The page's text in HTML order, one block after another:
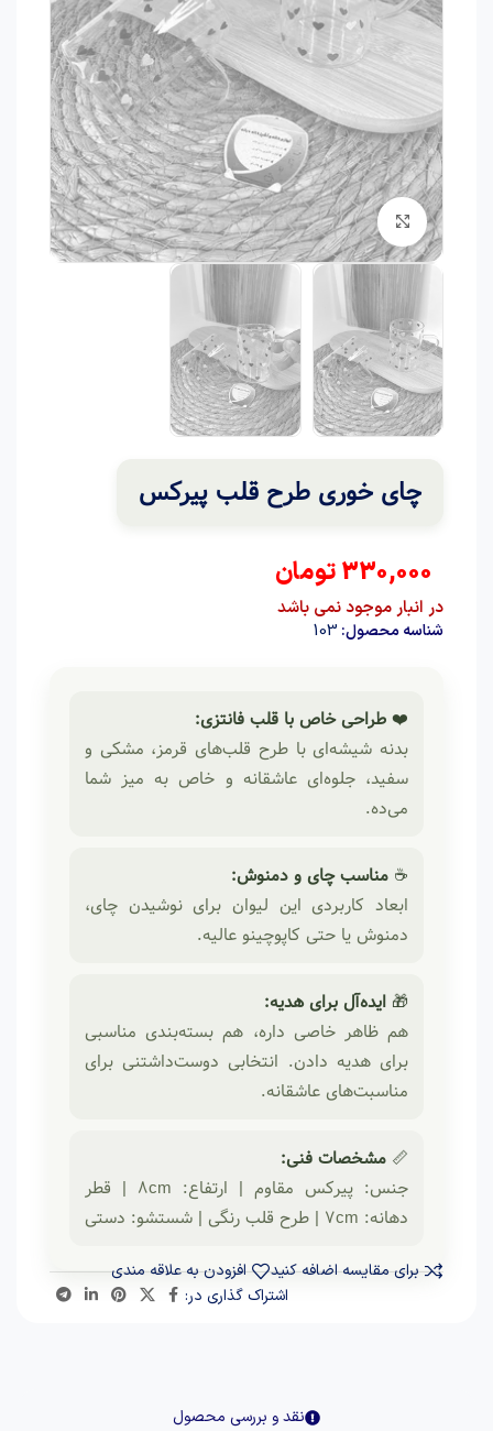
برای بزرگنمایی کلیک کنید
چای خوری طرح قلب پیرکس
330,000تومان
در انبار موجود نمی باشد
شناسه محصول: 103
❤️ طراحی خاص با قلب فانتزی:
بدنه شیشه‌ای با طرح قلب‌های قرمز، مشکی و
سفید، جلوه‌ای عاشقانه و خاص به میز شما
می‌ده.
☕ مناسب چای و دمنوش:
ابعاد کاربردی این لیوان برای نوشیدن چای،
دمنوش یا حتی کاپوچینو عالیه.
🎁 ایده‌آل برای هدیه:
هم ظاهر خاصی داره، هم بسته‌بندی مناسبی
برای هدیه دادن. انتخابی دوست‌داشتنی برای
مناسبت‌های عاشقانه.
📏 مشخصات فنی:
جنس: پیرکس مقاوم | ارتفاع: ۸cm | قطر
دهانه: ۷cm | طرح قلب رنگی | شستشو: دستی
برای مقایسه اضافه کنید
افزودن به علاقه مندی
اشتراک گذاری در:
نقد و بررسی محصول